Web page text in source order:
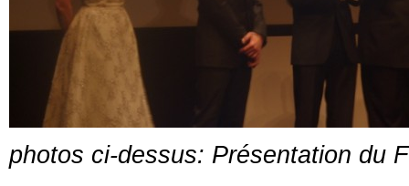
photos ci-dessus: Présentation du